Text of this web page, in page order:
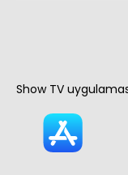
Show TV